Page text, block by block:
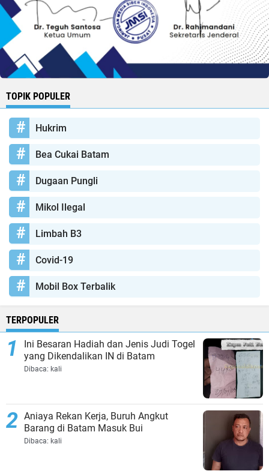
TOPIK POPULER
Hukrim
Bea Cukai Batam
Dugaan Pungli
Mikol Ilegal
Limbah B3
Covid-19
Mobil Box Terbalik
TERPOPULER
Ini Besaran Hadiah dan Jenis Judi Togel
yang Dikendalikan IN di Batam
Dibaca: kali
Aniaya Rekan Kerja, Buruh Angkut
Barang di Batam Masuk Bui
Dibaca: kali